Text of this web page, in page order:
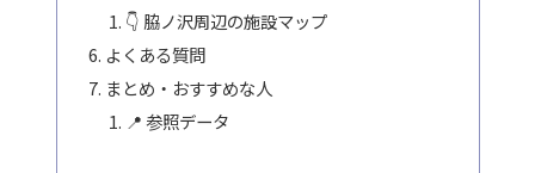
👇 脇ノ沢周辺の施設マップ
よくある質問
まとめ・おすすめな人
📍 参照データ